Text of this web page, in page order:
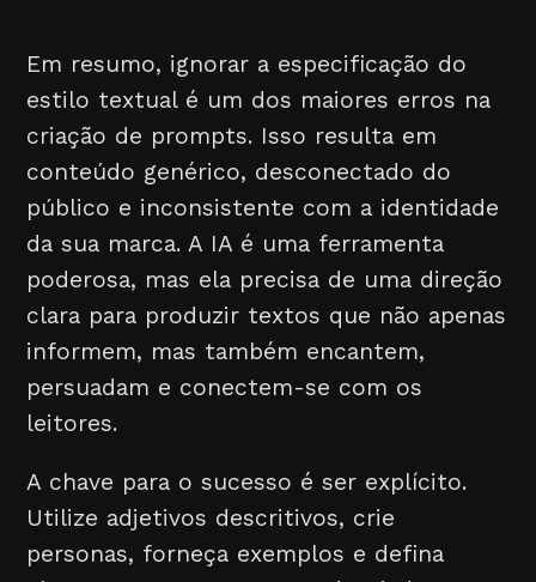
Em resumo, ignorar a especificação do
estilo textual é um dos maiores erros na
criação de prompts. Isso resulta em
conteúdo genérico, desconectado do
público e inconsistente com a identidade
da sua marca. A IA é uma ferramenta
poderosa, mas ela precisa de uma direção
clara para produzir textos que não apenas
informem, mas também encantem,
persuadam e conectem-se com os
leitores.
A chave para o sucesso é ser explícito.
Utilize adjetivos descritivos, crie
personas, forneça exemplos e defina